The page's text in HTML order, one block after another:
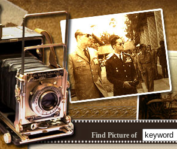
Find Picture of